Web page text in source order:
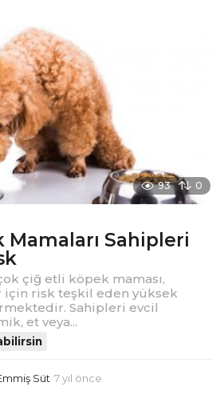
c
e
93 0
Mamaları Sahipleri
çiğ etli köpek maması,
için risk teşkil eden yüksek
Sahipleri evcil
et veya...
Süt 7 yıl önce